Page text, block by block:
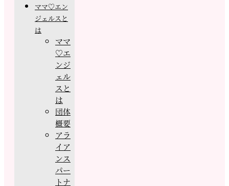
ママ♡エン
ジェルスと
は
ママ
♡エ
ンジ
ェル
スと
は
団体
概要
アラ
イア
ンス
パー
トナ